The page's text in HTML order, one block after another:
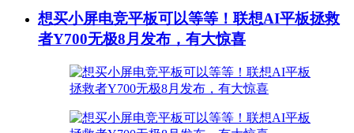
想买小屏电竞平板可以等等！联想AI平板拯救
者Y700无极8月发布，有大惊喜